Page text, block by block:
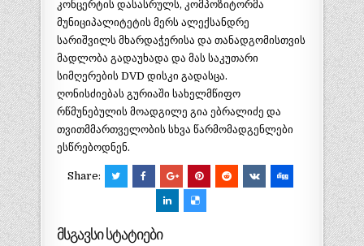
კონცერტის დასასრულს, კომპოზიტორმა
მუნიციპალიტეტის მერს ალექსანდრე
სარიშვილს მხარდაჭერისა და თანადგომისთვის
მადლობა გადაუხადა და მას საკუთარი
სიმღერების DVD დისკი გადასცა.
ღონისძიებას გურიაში სახელმწიფო
რწმუნებულის მოადგილე გია ებრალიძე და
თვითმმართველობის სხვა წარმომადგენლები
ესწრებოდნენ.
Share:
მსგავსი სტატიები